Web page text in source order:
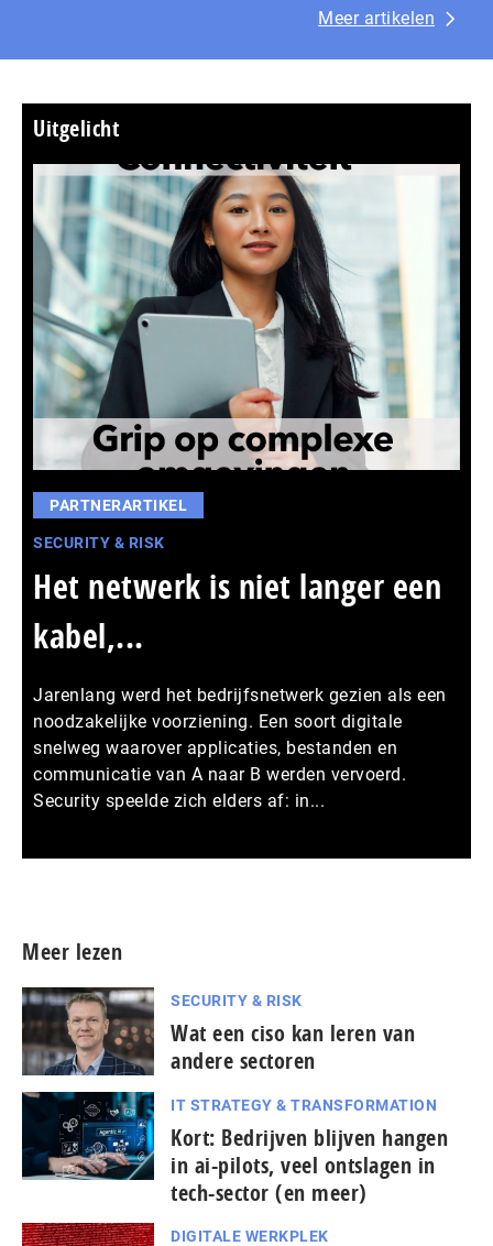
Meer artikelen
Uitgelicht
PARTNERARTIKEL
SECURITY & RISK
Het netwerk is niet langer een
kabel,...
Jarenlang werd het bedrijfsnetwerk gezien als een
noodzakelijke voorziening. Een soort digitale
snelweg waarover applicaties, bestanden en
communicatie van A naar B werden vervoerd.
Security speelde zich elders af: in...
Meer lezen
SECURITY & RISK
Wat een ciso kan leren van
andere sectoren
IT STRATEGY & TRANSFORMATION
Kort: Bedrijven blijven hangen
in ai-pilots, veel ontslagen in
tech-sector (en meer)
DIGITALE WERKPLEK